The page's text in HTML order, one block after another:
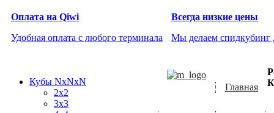
Оплата на Qiwi
Удобная оплата с любого терминала
Всегда низкие цены
Мы делаем спидкубинг
Кубы NxNxN
2x2
3x3
Главная